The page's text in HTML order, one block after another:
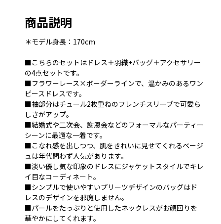
商品説明
＊モデル身長：170cm
■こちらのセットはドレス＋羽織+バッグ＋アクセサリー
の4点セットです。
■フラワーレース×ボーダーラインで、温かみのあるワン
ピースドレスです。
■袖部分はチュール2枚重ねのフレンチスリーブで可愛ら
しさがアップ。
■結婚式や二次会、謝恩会などのフォーマルなパーティー
シーンに最適な一着です。
■こなれ感を出しつつ、肌をきれいに見せてくれるベージ
ュは年代問わず人気があります。
■淡い優し気な印象のドレスにジャケットスタイルでキレ
イ目なコーディネート。
■シンプルで使いやすいプリーツデザインのバッグはド
レスのデザインを邪魔しません。
■パールをたっぷりと使用したネックレスがお顔回りを
華やかにしてくれます。